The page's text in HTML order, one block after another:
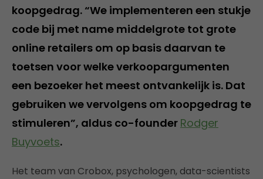
koopgedrag. “We implementeren een stukje
code bij met name middelgrote tot grote
online retailers om op basis daarvan te
toetsen voor welke verkoopargumenten
een bezoeker het meest ontvankelijk is. Dat
gebruiken we vervolgens om koopgedrag te
stimuleren”, aldus co-founder Rodger
Buyvoets.
Het team van Crobox, psychologen, data-scientists